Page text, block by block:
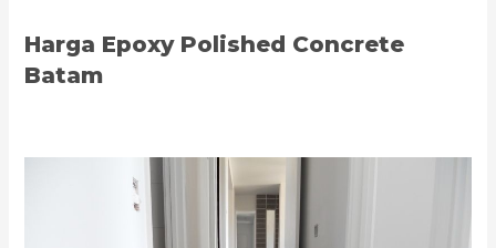
Harga Epoxy Polished Concrete
Batam